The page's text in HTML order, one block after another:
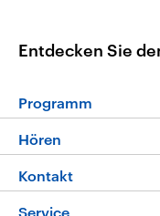
Entdecken Sie
Programm
Programm
Die
Hören
Livestream
Kontakt
Hörerservice
Service